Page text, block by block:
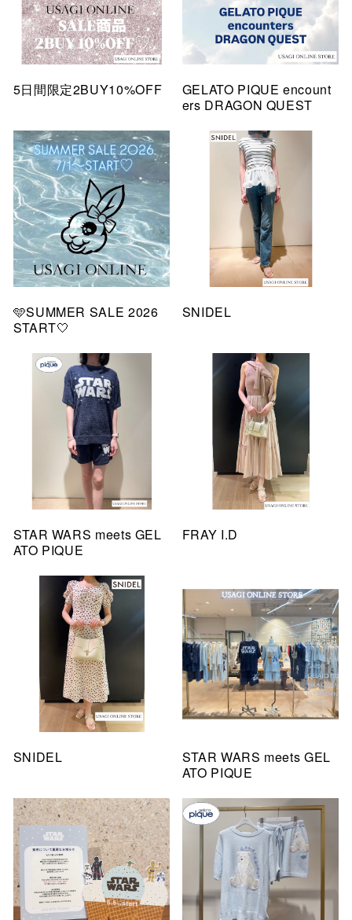
5日間限定2BUY10%OFF
GELATO PIQUE encount
ers DRAGON QUEST
🩵SUMMER SALE 2026
START🤍
SNIDEL
STAR WARS meets GEL
ATO PIQUE
FRAY I.D
SNIDEL
STAR WARS meets GEL
ATO PIQUE